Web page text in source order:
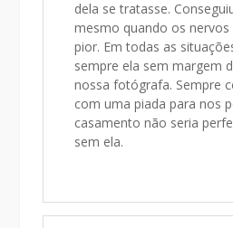
dela se tratasse.
mesmo quando os
pior. Em todas as
sempre ela sem margem
nossa fotógrafa. Sempre
com uma piada para nos
casamento não seria
sem ela.